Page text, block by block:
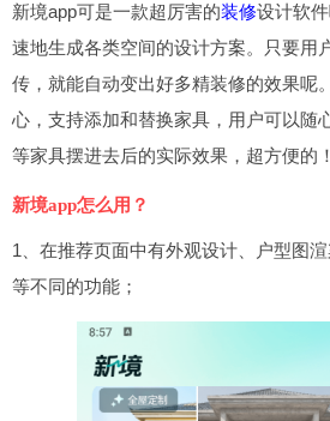
新境app可是一款超厉害的装修设计软
速地生成各类空间的设计方案。只要用
传，就能自动变出好多精装修的效果呢
心，支持添加和替换家具，用户可以随
等家具摆进去后的实际效果，超方便的！
新境app怎么用？
1、在推荐页面中有外观设计、户型图
等不同的功能；